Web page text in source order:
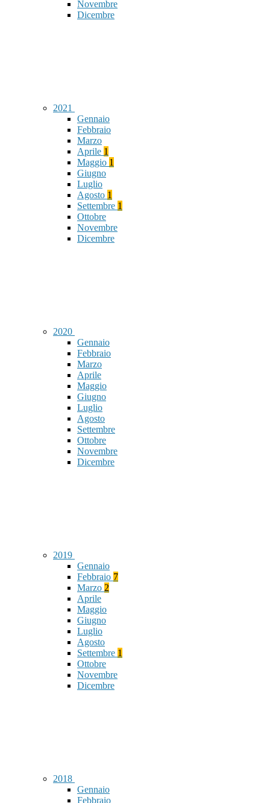
Novembre
Dicembre
2021
Gennaio
Febbraio
Marzo
Aprile 1
Maggio 1
Giugno
Luglio
Agosto 1
Settembre 1
Ottobre
Novembre
Dicembre
2020
Gennaio
Febbraio
Marzo
Aprile
Maggio
Giugno
Luglio
Agosto
Settembre
Ottobre
Novembre
Dicembre
2019
Gennaio
Febbraio 7
Marzo 2
Aprile
Maggio
Giugno
Luglio
Agosto
Settembre 1
Ottobre
Novembre
Dicembre
2018
Gennaio
Febbraio